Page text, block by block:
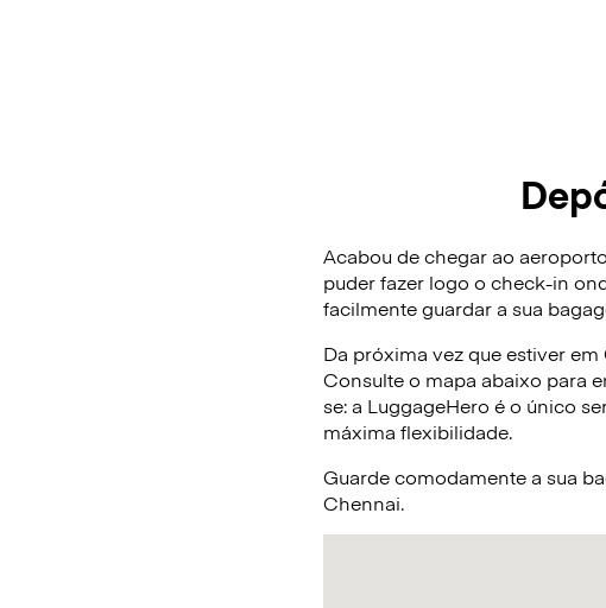
Acabou de chegar ao
puder fazer logo o check-in
facilmente guardar a sua
Da próxima vez que estiver
Consulte o mapa abaixo para
se: a LuggageHero é o único
máxima flexibilidade.
Guarde comodamente a sua
Chennai.